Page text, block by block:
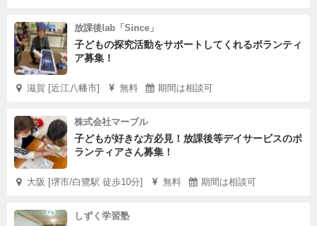
放課後lab「Since」
子どもの探究活動をサポートしてくれるボランティ
ア募集！
滋賀 [近江八幡市] 無料 期間は相談可
株式会社マーブル
子どもが好きな方必見！放課後等デイサービスのボ
ランティアさん募集！
大阪 [堺市/白鷺駅 徒歩10分] 無料 期間は相談可
しずく学習塾